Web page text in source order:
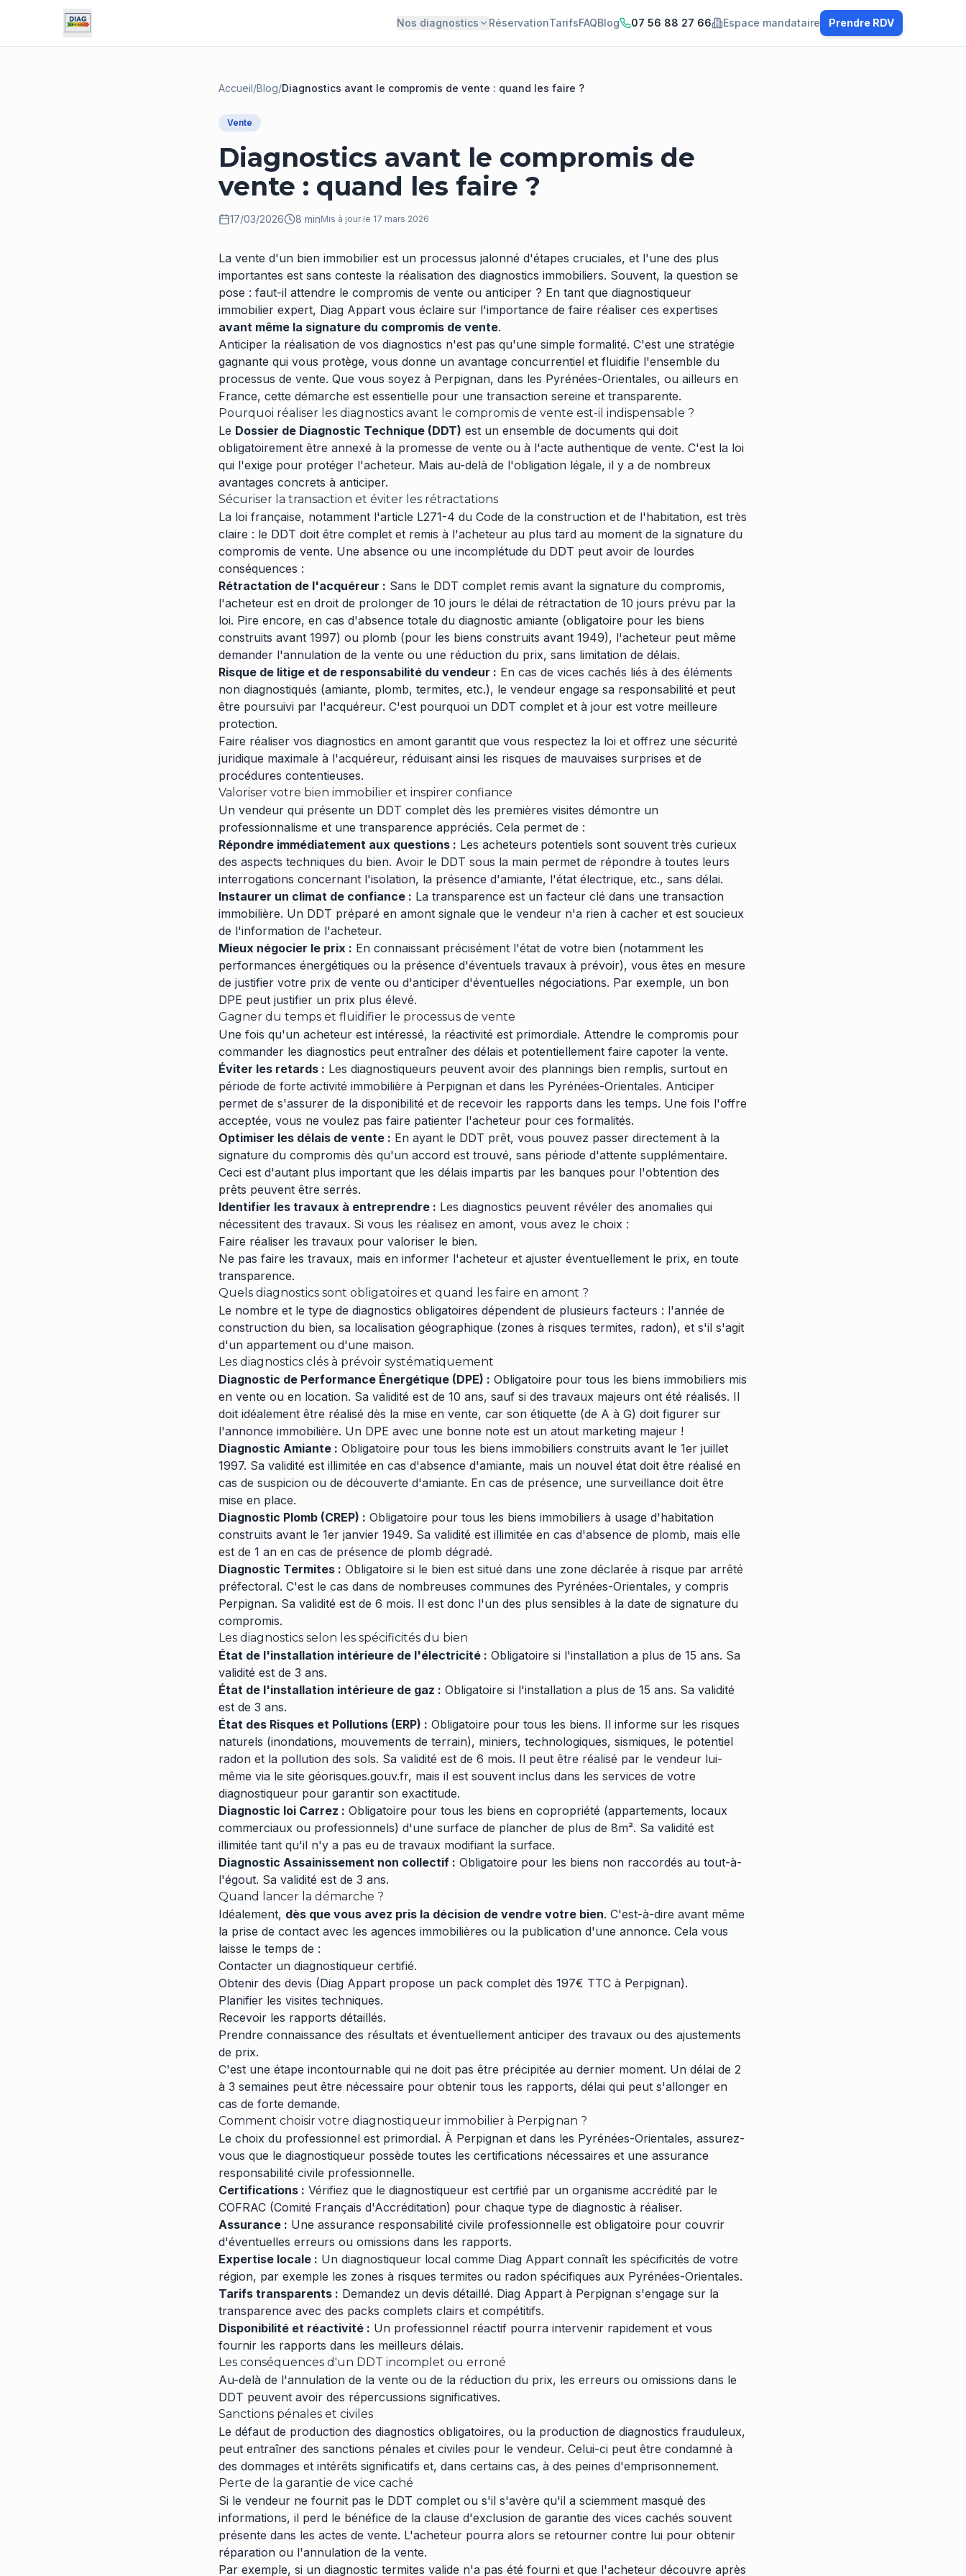
Nos diagnostics RéservationTarifsFAQBlog 07 56 88 27 66 Espace mandataire Prendre RDV
Accueil/Blog/Diagnostics avant le compromis de vente : quand les faire ?
Vente
Diagnostics avant le compromis de
vente : quand les faire ?
17/03/2026 8 minMis à jour le 17 mars 2026
La vente d'un bien immobilier est un processus jalonné d'étapes cruciales, et l'une des plus
importantes est sans conteste la réalisation des diagnostics immobiliers. Souvent, la question se
pose : faut-il attendre le compromis de vente ou anticiper ? En tant que diagnostiqueur
immobilier expert, Diag Appart vous éclaire sur l'importance de faire réaliser ces expertises
avant même la signature du compromis de vente.
Anticiper la réalisation de vos diagnostics n'est pas qu'une simple formalité. C'est une stratégie
gagnante qui vous protège, vous donne un avantage concurrentiel et fluidifie l'ensemble du
processus de vente. Que vous soyez à Perpignan, dans les Pyrénées-Orientales, ou ailleurs en
France, cette démarche est essentielle pour une transaction sereine et transparente.
Pourquoi réaliser les diagnostics avant le compromis de vente est-il indispensable ?
Le Dossier de Diagnostic Technique (DDT) est un ensemble de documents qui doit
obligatoirement être annexé à la promesse de vente ou à l'acte authentique de vente. C'est la loi
qui l'exige pour protéger l'acheteur. Mais au-delà de l'obligation légale, il y a de nombreux
avantages concrets à anticiper.
Sécuriser la transaction et éviter les rétractations
La loi française, notamment l'article L271-4 du Code de la construction et de l'habitation, est très
claire : le DDT doit être complet et remis à l'acheteur au plus tard au moment de la signature du
compromis de vente. Une absence ou une incomplétude du DDT peut avoir de lourdes
conséquences :
Rétractation de l'acquéreur : Sans le DDT complet remis avant la signature du compromis,
l'acheteur est en droit de prolonger de 10 jours le délai de rétractation de 10 jours prévu par la
loi. Pire encore, en cas d'absence totale du diagnostic amiante (obligatoire pour les biens
construits avant 1997) ou plomb (pour les biens construits avant 1949), l'acheteur peut même
demander l'annulation de la vente ou une réduction du prix, sans limitation de délais.
Risque de litige et de responsabilité du vendeur : En cas de vices cachés liés à des éléments
non diagnostiqués (amiante, plomb, termites, etc.), le vendeur engage sa responsabilité et peut
être poursuivi par l'acquéreur. C'est pourquoi un DDT complet et à jour est votre meilleure
protection.
Faire réaliser vos diagnostics en amont garantit que vous respectez la loi et offrez une sécurité
juridique maximale à l'acquéreur, réduisant ainsi les risques de mauvaises surprises et de
procédures contentieuses.
Valoriser votre bien immobilier et inspirer confiance
Un vendeur qui présente un DDT complet dès les premières visites démontre un
professionnalisme et une transparence appréciés. Cela permet de :
Répondre immédiatement aux questions : Les acheteurs potentiels sont souvent très curieux
des aspects techniques du bien. Avoir le DDT sous la main permet de répondre à toutes leurs
interrogations concernant l'isolation, la présence d'amiante, l'état électrique, etc., sans délai.
Instaurer un climat de confiance : La transparence est un facteur clé dans une transaction
immobilière. Un DDT préparé en amont signale que le vendeur n'a rien à cacher et est soucieux
de l'information de l'acheteur.
Mieux négocier le prix : En connaissant précisément l'état de votre bien (notamment les
performances énergétiques ou la présence d'éventuels travaux à prévoir), vous êtes en mesure
de justifier votre prix de vente ou d'anticiper d'éventuelles négociations. Par exemple, un bon
DPE peut justifier un prix plus élevé.
Gagner du temps et fluidifier le processus de vente
Une fois qu'un acheteur est intéressé, la réactivité est primordiale. Attendre le compromis pour
commander les diagnostics peut entraîner des délais et potentiellement faire capoter la vente.
Éviter les retards : Les diagnostiqueurs peuvent avoir des plannings bien remplis, surtout en
période de forte activité immobilière à Perpignan et dans les Pyrénées-Orientales. Anticiper
permet de s'assurer de la disponibilité et de recevoir les rapports dans les temps. Une fois l'offre
acceptée, vous ne voulez pas faire patienter l'acheteur pour ces formalités.
Optimiser les délais de vente : En ayant le DDT prêt, vous pouvez passer directement à la
signature du compromis dès qu'un accord est trouvé, sans période d'attente supplémentaire.
Ceci est d'autant plus important que les délais impartis par les banques pour l'obtention des
prêts peuvent être serrés.
Identifier les travaux à entreprendre : Les diagnostics peuvent révéler des anomalies qui
nécessitent des travaux. Si vous les réalisez en amont, vous avez le choix :
Faire réaliser les travaux pour valoriser le bien.
Ne pas faire les travaux, mais en informer l'acheteur et ajuster éventuellement le prix, en toute
transparence.
Quels diagnostics sont obligatoires et quand les faire en amont ?
Le nombre et le type de diagnostics obligatoires dépendent de plusieurs facteurs : l'année de
construction du bien, sa localisation géographique (zones à risques termites, radon), et s'il s'agit
d'un appartement ou d'une maison.
Les diagnostics clés à prévoir systématiquement
Diagnostic de Performance Énergétique (DPE) : Obligatoire pour tous les biens immobiliers mis
en vente ou en location. Sa validité est de 10 ans, sauf si des travaux majeurs ont été réalisés. Il
doit idéalement être réalisé dès la mise en vente, car son étiquette (de A à G) doit figurer sur
l'annonce immobilière. Un DPE avec une bonne note est un atout marketing majeur !
Diagnostic Amiante : Obligatoire pour tous les biens immobiliers construits avant le 1er juillet
1997. Sa validité est illimitée en cas d'absence d'amiante, mais un nouvel état doit être réalisé en
cas de suspicion ou de découverte d'amiante. En cas de présence, une surveillance doit être
mise en place.
Diagnostic Plomb (CREP) : Obligatoire pour tous les biens immobiliers à usage d'habitation
construits avant le 1er janvier 1949. Sa validité est illimitée en cas d'absence de plomb, mais elle
est de 1 an en cas de présence de plomb dégradé.
Diagnostic Termites : Obligatoire si le bien est situé dans une zone déclarée à risque par arrêté
préfectoral. C'est le cas dans de nombreuses communes des Pyrénées-Orientales, y compris
Perpignan. Sa validité est de 6 mois. Il est donc l'un des plus sensibles à la date de signature du
compromis.
Les diagnostics selon les spécificités du bien
État de l'installation intérieure de l'électricité : Obligatoire si l'installation a plus de 15 ans. Sa
validité est de 3 ans.
État de l'installation intérieure de gaz : Obligatoire si l'installation a plus de 15 ans. Sa validité
est de 3 ans.
État des Risques et Pollutions (ERP) : Obligatoire pour tous les biens. Il informe sur les risques
naturels (inondations, mouvements de terrain), miniers, technologiques, sismiques, le potentiel
radon et la pollution des sols. Sa validité est de 6 mois. Il peut être réalisé par le vendeur lui-
même via le site géorisques.gouv.fr, mais il est souvent inclus dans les services de votre
diagnostiqueur pour garantir son exactitude.
Diagnostic loi Carrez : Obligatoire pour tous les biens en copropriété (appartements, locaux
commerciaux ou professionnels) d'une surface de plancher de plus de 8m². Sa validité est
illimitée tant qu'il n'y a pas eu de travaux modifiant la surface.
Diagnostic Assainissement non collectif : Obligatoire pour les biens non raccordés au tout-à-
l'égout. Sa validité est de 3 ans.
Quand lancer la démarche ?
Idéalement, dès que vous avez pris la décision de vendre votre bien. C'est-à-dire avant même
la prise de contact avec les agences immobilières ou la publication d'une annonce. Cela vous
laisse le temps de :
Contacter un diagnostiqueur certifié.
Obtenir des devis (Diag Appart propose un pack complet dès 197€ TTC à Perpignan).
Planifier les visites techniques.
Recevoir les rapports détaillés.
Prendre connaissance des résultats et éventuellement anticiper des travaux ou des ajustements
de prix.
C'est une étape incontournable qui ne doit pas être précipitée au dernier moment. Un délai de 2
à 3 semaines peut être nécessaire pour obtenir tous les rapports, délai qui peut s'allonger en
cas de forte demande.
Comment choisir votre diagnostiqueur immobilier à Perpignan ?
Le choix du professionnel est primordial. À Perpignan et dans les Pyrénées-Orientales, assurez-
vous que le diagnostiqueur possède toutes les certifications nécessaires et une assurance
responsabilité civile professionnelle.
Certifications : Vérifiez que le diagnostiqueur est certifié par un organisme accrédité par le
COFRAC (Comité Français d'Accréditation) pour chaque type de diagnostic à réaliser.
Assurance : Une assurance responsabilité civile professionnelle est obligatoire pour couvrir
d'éventuelles erreurs ou omissions dans les rapports.
Expertise locale : Un diagnostiqueur local comme Diag Appart connaît les spécificités de votre
région, par exemple les zones à risques termites ou radon spécifiques aux Pyrénées-Orientales.
Tarifs transparents : Demandez un devis détaillé. Diag Appart à Perpignan s'engage sur la
transparence avec des packs complets clairs et compétitifs.
Disponibilité et réactivité : Un professionnel réactif pourra intervenir rapidement et vous
fournir les rapports dans les meilleurs délais.
Les conséquences d'un DDT incomplet ou erroné
Au-delà de l'annulation de la vente ou de la réduction du prix, les erreurs ou omissions dans le
DDT peuvent avoir des répercussions significatives.
Sanctions pénales et civiles
Le défaut de production des diagnostics obligatoires, ou la production de diagnostics frauduleux,
peut entraîner des sanctions pénales et civiles pour le vendeur. Celui-ci peut être condamné à
des dommages et intérêts significatifs et, dans certains cas, à des peines d'emprisonnement.
Perte de la garantie de vice caché
Si le vendeur ne fournit pas le DDT complet ou s'il s'avère qu'il a sciemment masqué des
informations, il perd le bénéfice de la clause d'exclusion de garantie des vices cachés souvent
présente dans les actes de vente. L'acheteur pourra alors se retourner contre lui pour obtenir
réparation ou l'annulation de la vente.
Par exemple, si un diagnostic termites valide n'a pas été fourni et que l'acheteur découvre après